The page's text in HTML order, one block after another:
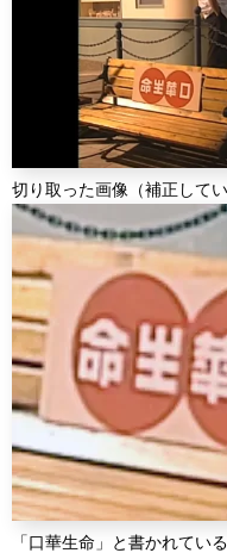
切り取った画像（補正してい
「口華生命」と書かれてい